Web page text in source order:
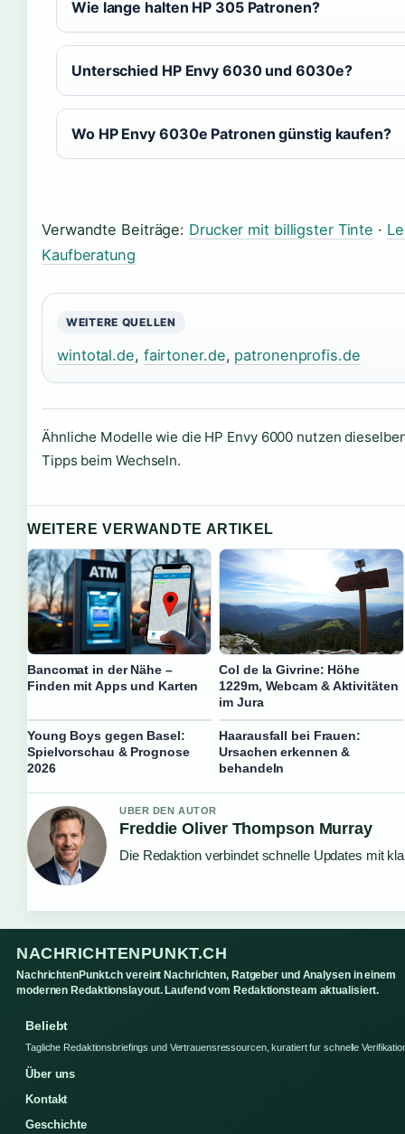
Wie lange halten HP 305 Patronen?
Unterschied HP Envy 6030 und 6030e?
Wo HP Envy 6030e Patronen günstig kaufen?
Verwandte Beiträge: Drucker mit billigster Tinte ·
Kaufberatung
WEITERE QUELLEN
wintotal.de, fairtoner.de, patronenprofis.de
Ähnliche Modelle wie die HP Envy 6000 nutzen
Tipps beim Wechseln.
WEITERE VERWANDTE ARTIKEL
Bancomat in der Nähe –
Finden mit Apps und Karten
Col de la Givrine: Höhe
1229m, Webcam & Aktivitäten
im Jura
Young Boys gegen Basel:
Spielvorschau & Prognose
2026
Haarausfall bei Frauen:
Ursachen erkennen &
behandeln
UBER DEN AUTOR
Freddie Oliver Thompson Murray
Die Redaktion verbindet schnelle Updates mit
NACHRICHTENPUNKT.CH
NachrichtenPunkt.ch vereint Nachrichten, Ratgeber und Analysen in einem
modernen Redaktionslayout. Laufend vom Redaktionsteam aktualisiert.
Beliebt
Tagliche Redaktionsbriefings und Vertrauensressourcen, kuratiert fur schnelle
Über uns
Kontakt
Geschichte